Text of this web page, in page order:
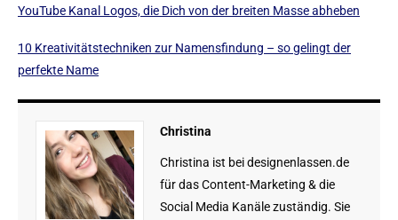
YouTube Kanal Logos, die Dich von der breiten Masse abheben
10 Kreativitätstechniken zur Namensfindung – so gelingt der
perfekte Name
Christina
Christina ist bei designenlassen.de
für das Content-Marketing & die
Social Media Kanäle zuständig. Sie